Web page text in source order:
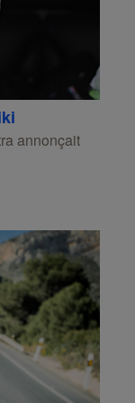
annonçait